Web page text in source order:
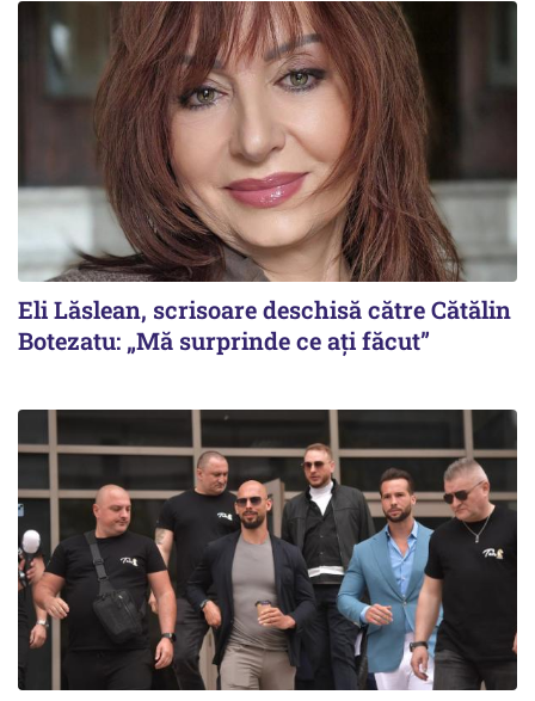
Eli Lăslean, scrisoare deschisă către Cătălin
Botezatu: „Mă surprinde ce ați făcut”